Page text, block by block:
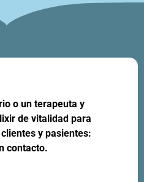
o un terapeuta y
de vitalidad para
y pasientes:
contacto.